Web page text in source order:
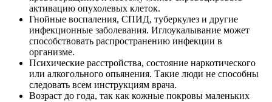
активацию опухолевых клеток.
Гнойные воспаления, СПИД, туберкулез и другие
инфекционные заболевания. Иглоукалывание может
способствовать распространению инфекции в
организме.
Психические расстройства, состояние наркотического
или алкогольного опьянения. Такие люди не способны
следовать всем инструкциям врача.
Возраст до года, так как кожные покровы маленьких